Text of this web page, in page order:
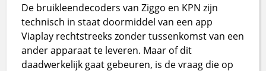
De bruikleendecoders van Ziggo en KPN zijn
technisch in staat doormiddel van een app
Viaplay rechtstreeks zonder tussenkomst van een
ander apparaat te leveren. Maar of dit
daadwerkelijk gaat gebeuren, is de vraag die op